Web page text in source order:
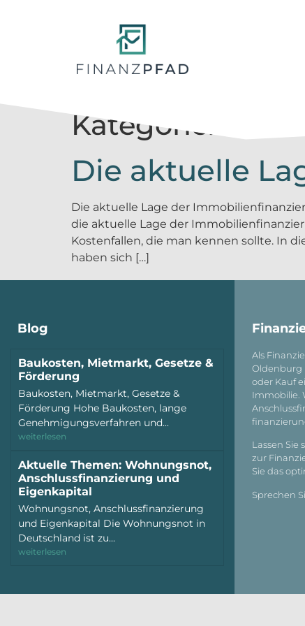
Kategorie:
Die aktuelle
Die aktuelle Lage der
die aktuelle Lage der
Kosten­fallen, die man kennen sollte. In
haben sich […]
Blog
Baukosten, Mietmarkt, Gesetze &
Förderung
Baukosten, Mietmarkt, Gesetze &
Förderung Hohe Baukosten, lange
Genehmigungsverfahren und...
weiterlesen
Aktuelle Themen: Wohnungsnot,
Anschlussfinanzierung und
Eigenkapital
Wohnungsnot, Anschlussfinanzierung
und Eigenkapital Die Wohnungsnot in
Deutschland ist zu...
weiterlesen
Als
Oldenburg
oder Kauf
Immobilie.
Lassen Sie
zur
Sie das
Sprechen